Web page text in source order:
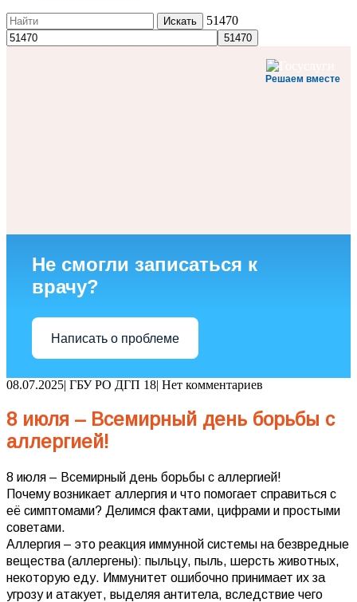
51470
Решаем вместе
Не смогли записаться к
врачу?
Написать о проблеме
08.07.2025| ГБУ РО ДГП 18| Нет комментариев
8 июля – Всемирный день борьбы с
аллергией!
8 июля – Всемирный день борьбы с аллергией!
Почему возникает аллергия и что помогает справиться с
её симптомами? Делимся фактами, цифрами и простыми
советами.
Аллергия – это реакция иммунной системы на безвредные
вещества (аллергены): пыльцу, пыль, шерсть животных,
некоторую еду. Иммунитет ошибочно принимает их за
угрозу и атакует, выделяя антитела, вследствие чего